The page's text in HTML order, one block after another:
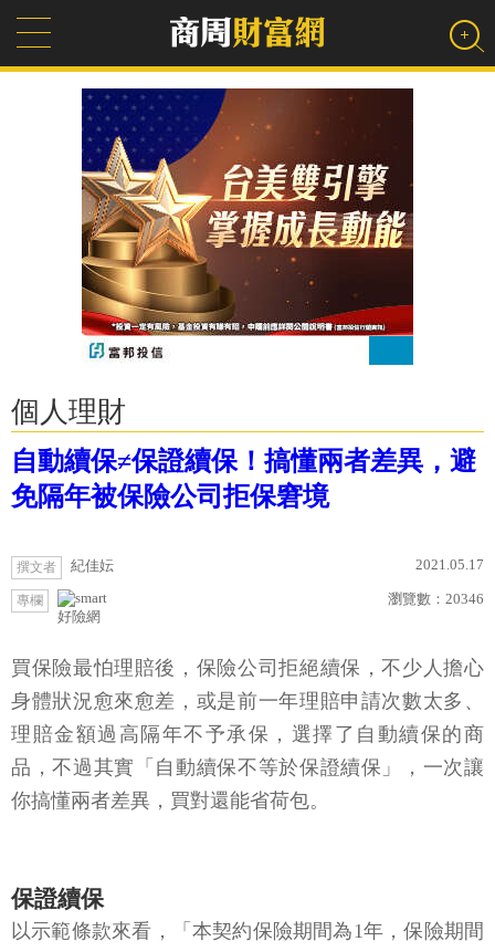
個人理財
自動續保≠保證續保！搞懂兩者差異，避
免隔年被保險公司拒保窘境
撰文者 紀佳妘 2021.05.17
專欄
好險網
瀏覽數： 20346
買保險最怕理賠後，保險公司拒絕續保，不少人擔心
身體狀況愈來愈差，或是前一年理賠申請次數太多、
理賠金額過高隔年不予承保，選擇了自動續保的商
品，不過其實「自動續保不等於保證續保」，一次讓
你搞懂兩者差異，買對還能省荷包。
保證續保
以示範條款來看，「本契約保險期間為1年，保險期間